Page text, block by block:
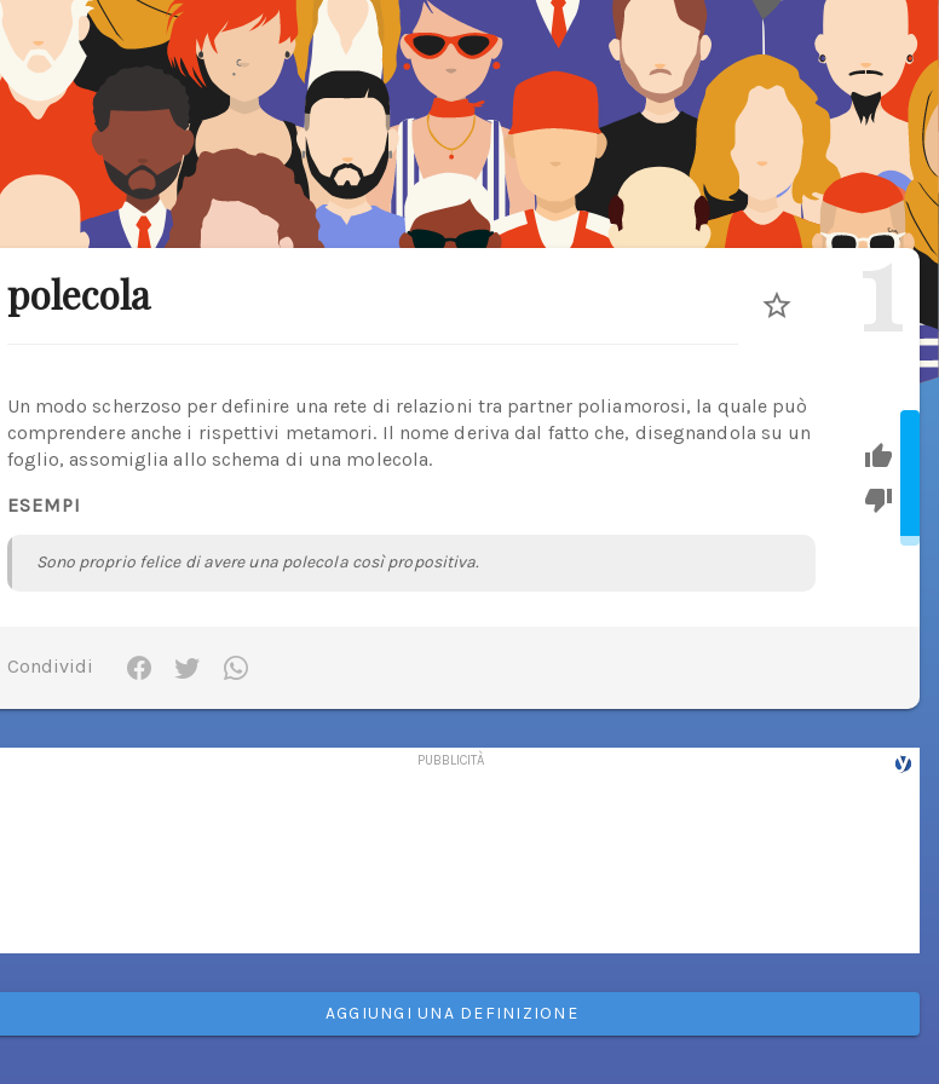
polecola 1
Un modo scherzoso per definire una rete di relazioni tra partner poliamorosi, la quale può
comprendere anche i rispettivi metamori. Il nome deriva dal fatto che, disegnandola su un
foglio, assomiglia allo schema di una molecola.
ESEMPI
Sono proprio felice di avere una polecola così propositiva.
Condividi
AGGIUNGI UNA DEFINIZIONE